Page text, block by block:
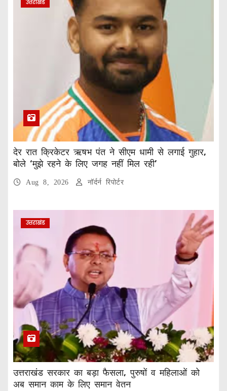
उत्तराखंड
देर रात क्रिकेटर ऋषभ पंत ने सीएम धामी से लगाई गुहार,
बोले ‘मुझे रहने के लिए जगह नहीं मिल रही’
Aug 8, 2026 नॉर्दर्न रिपोर्टर
उत्तराखंड
उत्तराखंड सरकार का बड़ा फैसला, पुरुषों व महिलाओं को
अब समान काम के लिए समान वेतन